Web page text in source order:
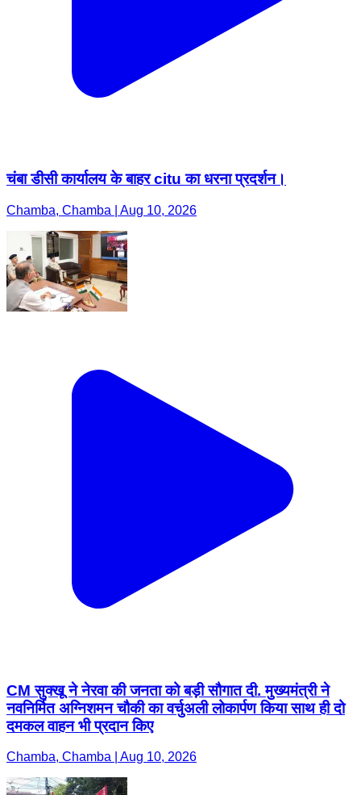
चंबा डीसी कार्यालय के बाहर citu का धरना प्रदर्शन।
Chamba, Chamba | Aug 10, 2026
CM सुक्खू ने नेरवा की जनता को बड़ी सौगात दी. मुख्यमंत्री ने
नवनिर्मित अग्निशमन चौकी का वर्चुअली लोकार्पण किया साथ ही दो
दमकल वाहन भी प्रदान किए
Chamba, Chamba | Aug 10, 2026